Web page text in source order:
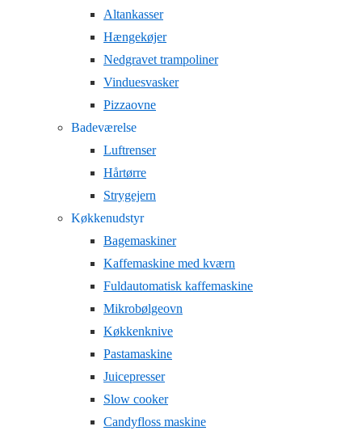
Altankasser
Hængekøjer
Nedgravet trampoliner
Vinduesvasker
Pizzaovne
Badeværelse
Luftrenser
Hårtørre
Strygejern
Køkkenudstyr
Bagemaskiner
Kaffemaskine med kværn
Fuldautomatisk kaffemaskine
Mikrobølgeovn
Køkkenknive
Pastamaskine
Juicepresser
Slow cooker
Candyfloss maskine